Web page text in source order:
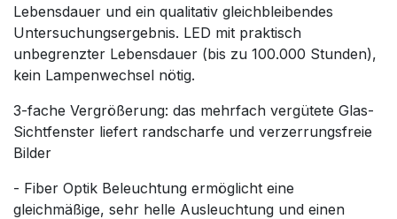
Lebensdauer und ein qualitativ gleichbleibendes
Untersuchungsergebnis. LED mit praktisch
unbegrenzter Lebensdauer (bis zu 100.000 Stunden),
kein Lampenwechsel nötig.
3-fache Vergrößerung: das mehrfach vergütete Glas-
Sichtfenster liefert randscharfe und verzerrungsfreie
Bilder
- Fiber Optik Beleuchtung ermöglicht eine
gleichmäßige, sehr helle Ausleuchtung und einen